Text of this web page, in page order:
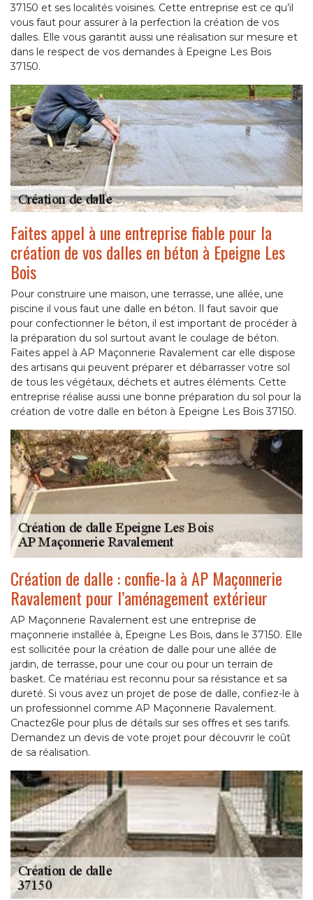
37150 et ses localités voisines. Cette entreprise est ce qu’il
vous faut pour assurer à la perfection la création de vos
dalles. Elle vous garantit aussi une réalisation sur mesure et
dans le respect de vos demandes à Epeigne Les Bois
37150.
Faites appel à une entreprise fiable pour la
création de vos dalles en béton à Epeigne Les
Bois
Pour construire une maison, une terrasse, une allée, une
piscine il vous faut une dalle en béton. Il faut savoir que
pour confectionner le béton, il est important de procéder à
la préparation du sol surtout avant le coulage de béton.
Faites appel à AP Maçonnerie Ravalement car elle dispose
des artisans qui peuvent préparer et débarrasser votre sol
de tous les végétaux, déchets et autres éléments. Cette
entreprise réalise aussi une bonne préparation du sol pour la
création de votre dalle en béton à Epeigne Les Bois 37150.
Création de dalle : confie-la à AP Maçonnerie
Ravalement pour l’aménagement extérieur
AP Maçonnerie Ravalement est une entreprise de
maçonnerie installée à, Epeigne Les Bois, dans le 37150. Elle
est sollicitée pour la création de dalle pour une allée de
jardin, de terrasse, pour une cour ou pour un terrain de
basket. Ce matériau est reconnu pour sa résistance et sa
dureté. Si vous avez un projet de pose de dalle, confiez-le à
un professionnel comme AP Maçonnerie Ravalement.
Cnactez6le pour plus de détails sur ses offres et ses tarifs.
Demandez un devis de vote projet pour découvrir le coût
de sa réalisation.